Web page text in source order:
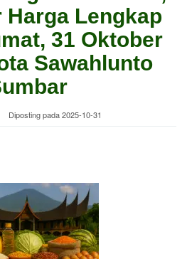
Harga Lengkap
31 Oktober
Sawahlunto
Diposting pada2025-10-31